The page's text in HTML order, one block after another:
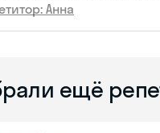
Анна
ещё